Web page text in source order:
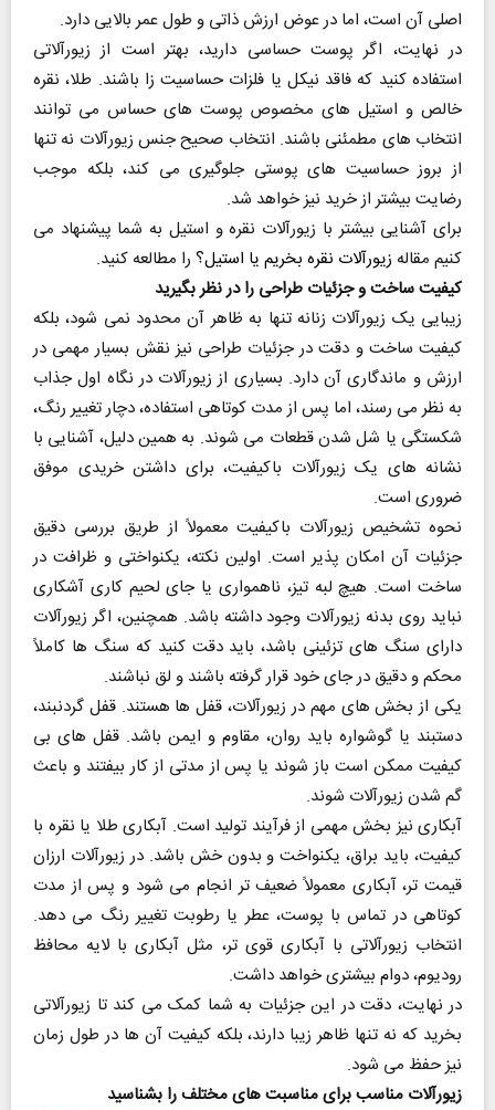
اصلی آن است، اما در عوض ارزش ذاتی و طول عمر بالایی دارد.
در نهایت، اگر پوست حساسی دارید، بهتر است از زیورآلاتی
استفاده کنید که فاقد نیکل یا فلزات حساسیت‌ زا باشند. طلا، نقره‌
خالص و استیل‌ های مخصوص پوست‌ های حساس می‌ توانند
انتخاب‌ های مطمئنی باشند. انتخاب صحیح جنس زیورآلات نه‌ تنها
از بروز حساسیت‌ های پوستی جلوگیری می‌ کند، بلکه موجب
رضایت بیشتر از خرید نیز خواهد شد.
برای آشنایی بیشتر با زیورآلات نقره و استیل به شما پیشنهاد می
کنیم مقاله زیورآلات نقره بخریم یا استیل؟ را مطالعه کنید.
کیفیت ساخت و جزئیات طراحی را در نظر بگیرید
زیبایی یک زیورآلات زنانه تنها به ظاهر آن محدود نمی‌ شود، بلکه
کیفیت ساخت و دقت در جزئیات طراحی نیز نقش بسیار مهمی در
ارزش و ماندگاری آن دارد. بسیاری از زیورآلات در نگاه اول جذاب
به نظر می‌ رسند، اما پس از مدت کوتاهی استفاده، دچار تغییر رنگ،
شکستگی یا شل شدن قطعات می‌ شوند. به‌ همین دلیل، آشنایی با
نشانه‌ های یک زیورآلات باکیفیت، برای داشتن خریدی موفق
ضروری است.
نحوه‌ تشخیص زیورآلات باکیفیت معمولاً از طریق بررسی دقیق
جزئیات آن امکان‌ پذیر است. اولین نکته، یکنواختی و ظرافت در
ساخت است. هیچ لبه‌ تیز، ناهمواری یا جای لحیم‌ کاری آشکاری
نباید روی بدنه‌ زیورآلات وجود داشته باشد. همچنین، اگر زیورآلات
دارای سنگ‌ های تزئینی باشد، باید دقت کنید که سنگ‌ ها کاملاً
محکم و دقیق در جای خود قرار گرفته باشند و لق نباشند.
یکی از بخش‌ های مهم در زیورآلات، قفل‌ ها هستند. قفل گردنبند،
دستبند یا گوشواره باید روان، مقاوم و ایمن باشد. قفل‌ های بی‌
کیفیت ممکن است باز شوند یا پس از مدتی از کار بیفتند و باعث
گم شدن زیورآلات شوند.
آبکاری نیز بخش مهمی از فرآیند تولید است. آبکاری طلا یا نقره با
کیفیت، باید براق، یکنواخت و بدون خش باشد. در زیورآلات ارزان‌
قیمت‌ تر، آبکاری معمولاً ضعیف‌ تر انجام می‌ شود و پس از مدت
کوتاهی در تماس با پوست، عطر یا رطوبت تغییر رنگ می‌ دهد.
انتخاب زیورآلاتی با آبکاری قوی‌ تر، مثل آبکاری با لایه‌ محافظ
رودیوم، دوام بیشتری خواهد داشت.
در نهایت، دقت در این جزئیات به شما کمک می‌ کند تا زیورآلاتی
بخرید که نه‌ تنها ظاهر زیبا دارند، بلکه کیفیت آن‌ ها در طول زمان
نیز حفظ می‌ شود.
زیورآلات مناسب برای مناسبت‌ های مختلف را بشناسید